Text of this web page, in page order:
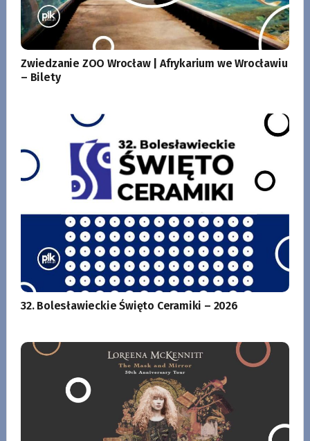
Zwiedzanie ZOO Wrocław | Afrykarium we Wrocławiu
– Bilety
32. Bolesławieckie Święto Ceramiki – 2026